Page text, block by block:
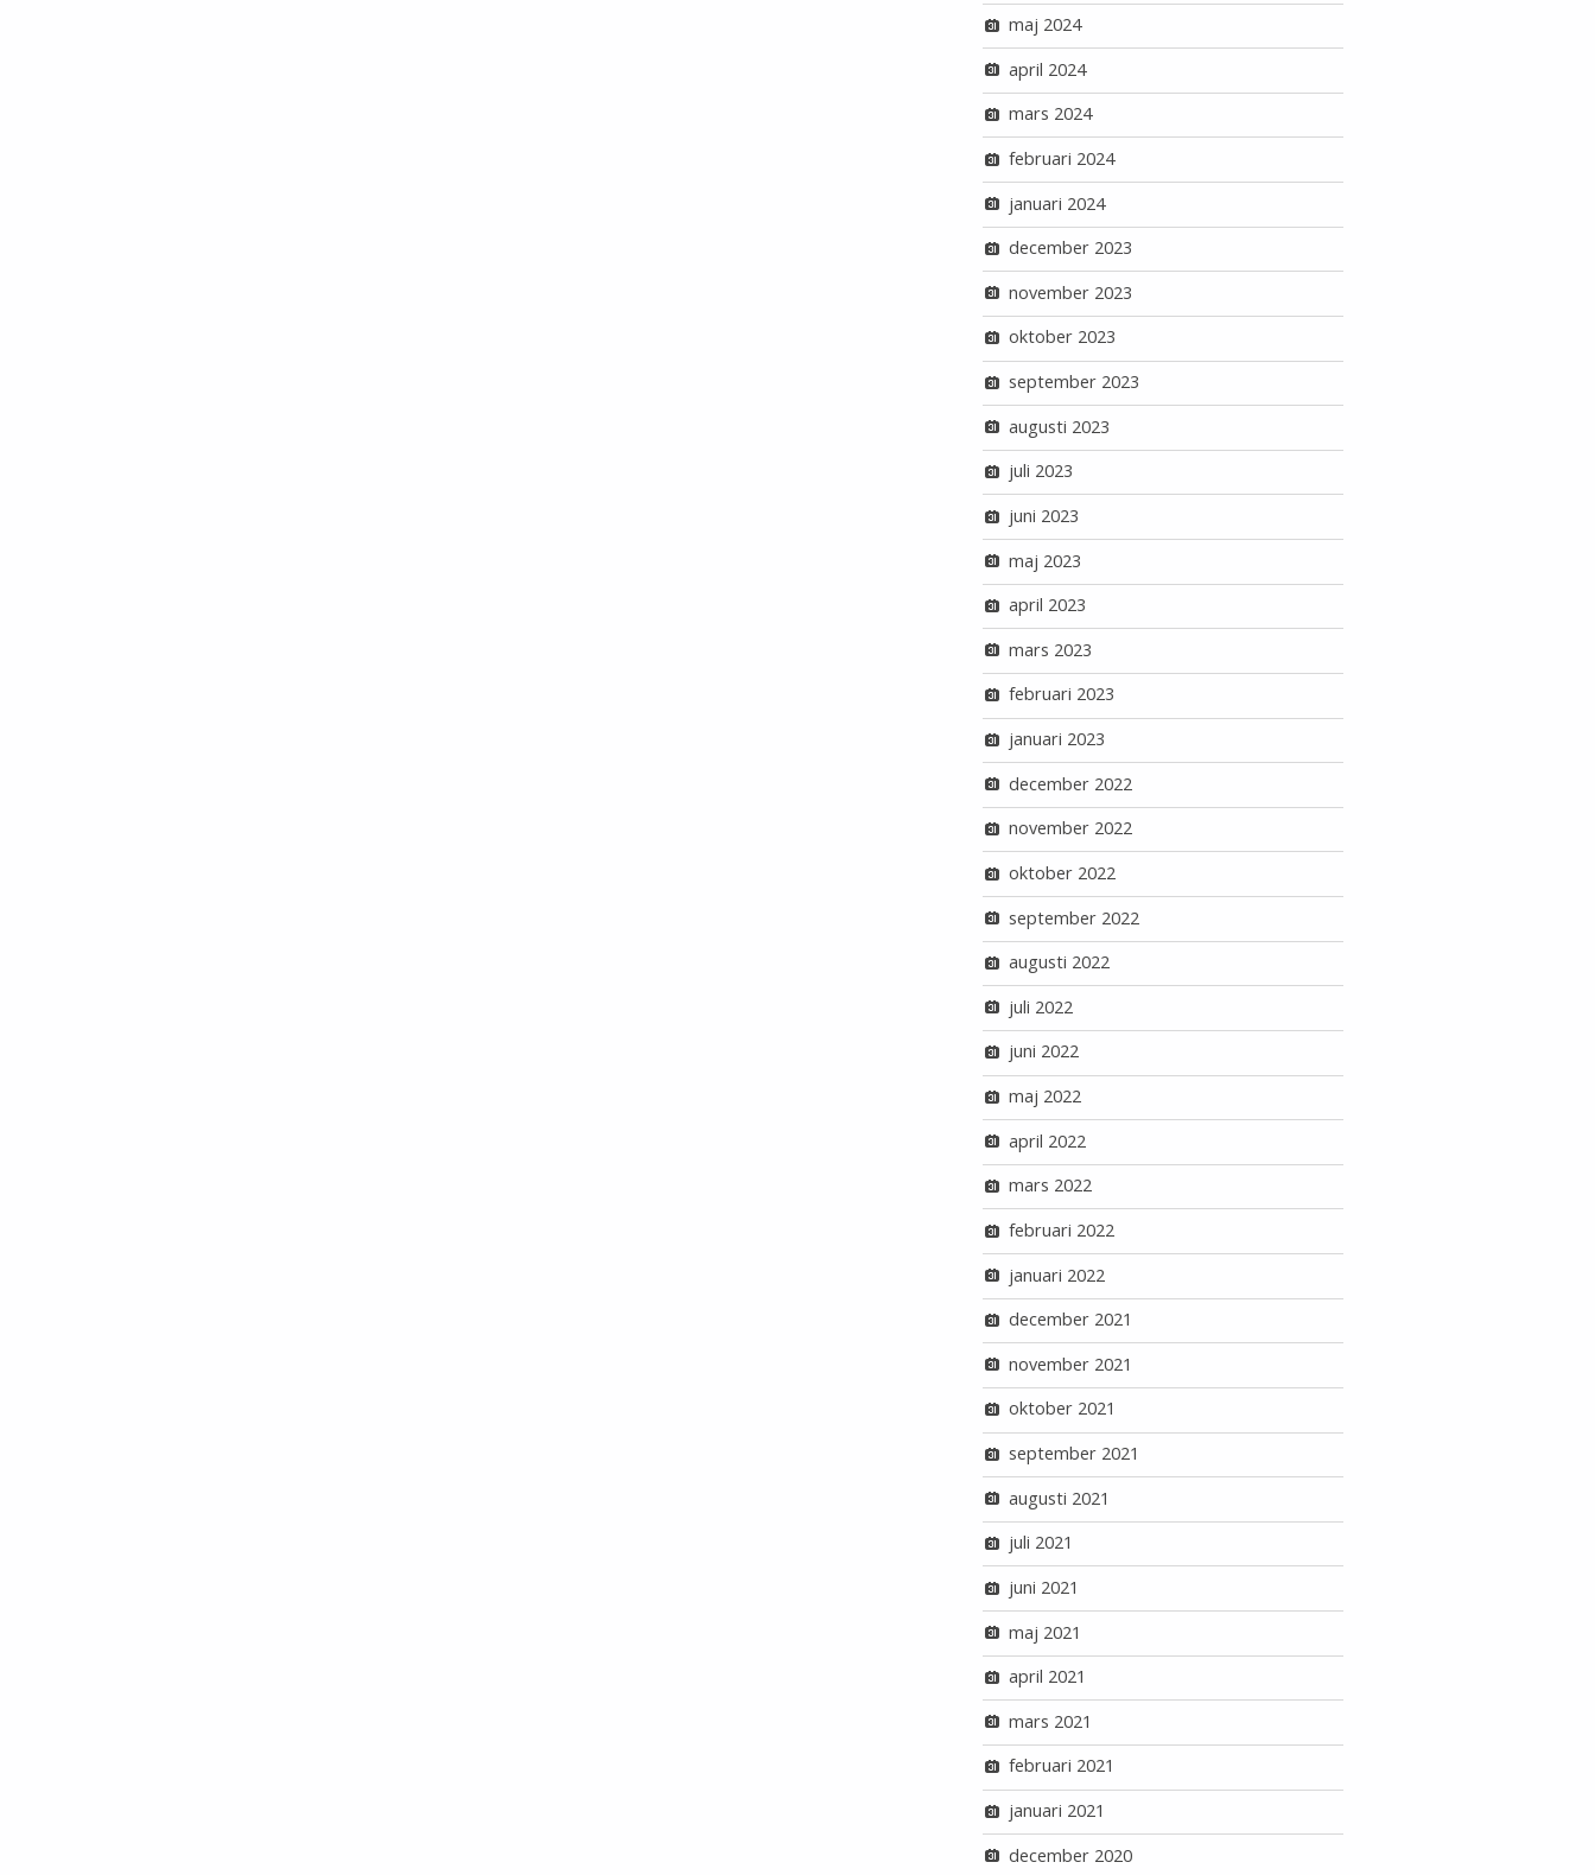
maj 2024
april 2024
mars 2024
februari 2024
januari 2024
december 2023
november 2023
oktober 2023
september 2023
augusti 2023
juli 2023
juni 2023
maj 2023
april 2023
mars 2023
februari 2023
januari 2023
december 2022
november 2022
oktober 2022
september 2022
augusti 2022
juli 2022
juni 2022
maj 2022
april 2022
mars 2022
februari 2022
januari 2022
december 2021
november 2021
oktober 2021
september 2021
augusti 2021
juli 2021
juni 2021
maj 2021
april 2021
mars 2021
februari 2021
januari 2021
december 2020